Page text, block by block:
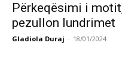
Përkeqësimi i
pezullon lundrimet
Gladiola Duraj - 18/01/2024